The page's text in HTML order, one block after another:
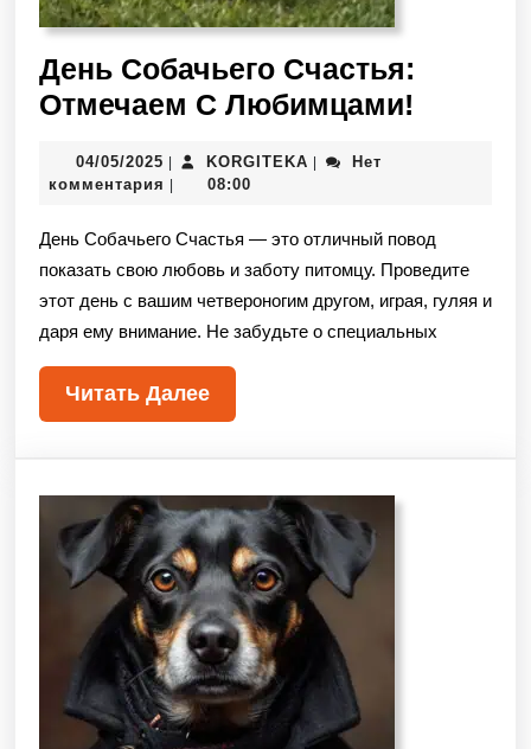
День Собачьего Счастья:
Отмечаем С Любимцами!
04/05/2025 KORGITEKA
Нет
комментария
08:00
День Собачьего Счастья — это отличный повод
показать свою любовь и заботу питомцу. Проведите
этот день с вашим четвероногим другом, играя, гуляя и
даря ему внимание. Не забудьте о специальных
Читать Далее